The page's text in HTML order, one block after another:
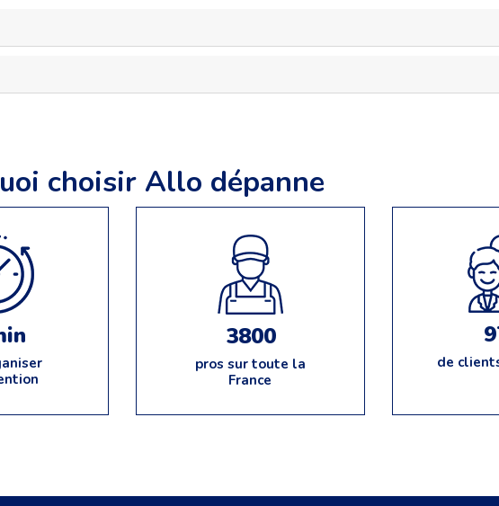
choisir Allo dépanne
3800
pros sur toute la
France
de